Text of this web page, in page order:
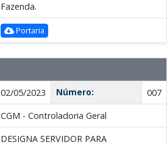
Fazenda.
Portaria
02/05/2023 Número:
007
CGM - Controladoria Geral
DESIGNA SERVIDOR PARA